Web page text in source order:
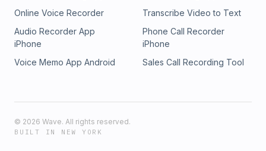
Online Voice Recorder
Transcribe Video to Text
Audio Recorder App
iPhone
Phone Call Recorder
iPhone
Voice Memo App Android
Sales Call Recording Tool
© 2026 Wave. All rights reserved.
BUILT IN NEW YORK